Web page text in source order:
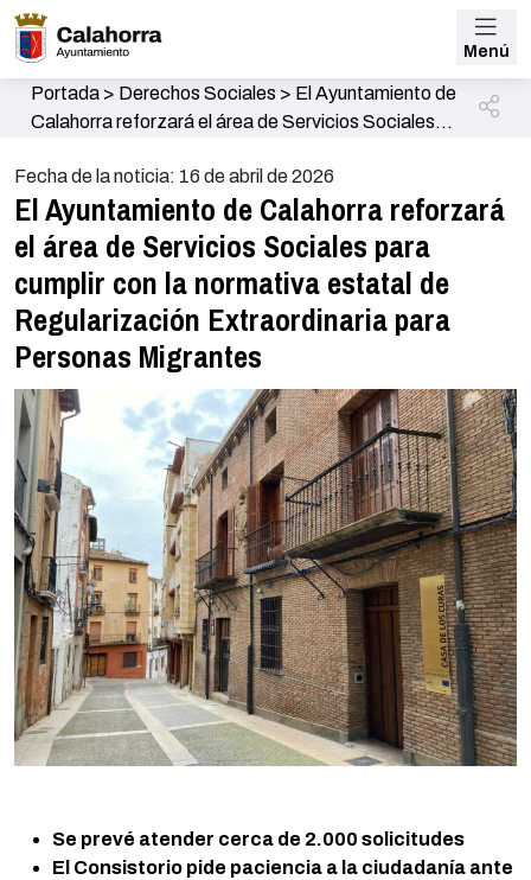
Menú
Portada> Derechos Sociales > El Ayuntamiento de
Calahorra reforzará el área de Servicios Sociales
Regularización Extraordinaria para Personas
Migrantes
Fecha de la noticia: 16 de abril de 2026
El Ayuntamiento de Calahorra reforzará
el área de Servicios Sociales para
cumplir con la normativa estatal de
Regularización Extraordinaria para
Personas Migrantes
Se prevé atender cerca de 2.000 solicitudes
El Consistorio pide paciencia a la ciudadanía ante